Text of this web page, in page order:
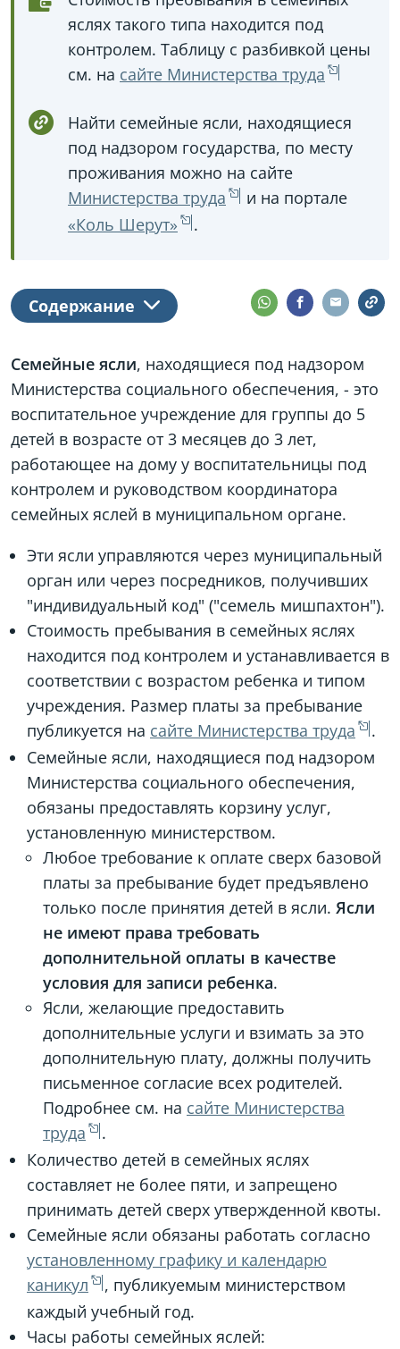
яслях такого типа находится под
контролем. Таблицу с разбивкой цены
см. на сайте Министерства труда
Найти семейные ясли, находящиеся
под надзором государства, по месту
проживания можно на сайте
Министерства труда
и на портале
«Коль Шерут»
.
Содержание
Семейные ясли, находящиеся под надзором
Министерства социального обеспечения, - это
воспитательное учреждение для группы до 5
детей в возрасте от 3 месяцев до 3 лет,
работающее на дому у воспитательницы под
контролем и руководством координатора
семейных яслей в муниципальном органе.
Эти ясли управляются через муниципальный
орган или через посредников, получивших
"индивидуальный код" ("семель мишпахтон").
Стоимость пребывания в семейных яслях
находится под контролем и устанавливается в
соответствии с возрастом ребенка и типом
учреждения. Размер платы за пребывание
публикуется на сайте Министерства труда
.
Семейные ясли, находящиеся под надзором
Министерства социального обеспечения,
обязаны предоставлять корзину услуг,
установленную министерством.
Любое требование к оплате сверх базовой
платы за пребывание будет предъявлено
только после принятия детей в ясли. Ясли
не имеют права требовать
дополнительной оплаты в качестве
условия для записи ребенка.
Ясли, желающие предоставить
дополнительные услуги и взимать за это
дополнительную плату, должны получить
письменное согласие всех родителей.
Подробнее см. на сайте Министерства
труда
.
Количество детей в семейных яслях
составляет не более пяти, и запрещено
принимать детей сверх утвержденной квоты.
Семейные ясли обязаны работать согласно
установленному графику и календарю
каникул
, публикуемым министерством
каждый учебный год.
Часы работы семейных яслей: